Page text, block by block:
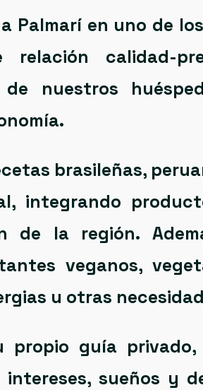
Palmarí en uno de
relación calidad-
de nuestros
brasileñas,
integrando
de la región.
veganos,
u otras
propio guía privado,
sueños y